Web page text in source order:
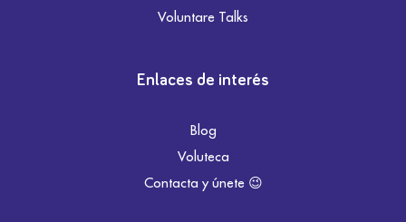
Voluntare Talks
Enlaces de interés
Blog
Voluteca
Contacta y únete 😉